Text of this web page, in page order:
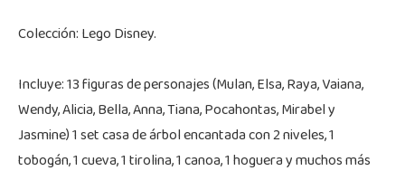
Colección: Lego Disney.
Incluye: 13 figuras de personajes (Mulan, Elsa, Raya, Vaiana,
Wendy, Alicia, Bella, Anna, Tiana, Pocahontas, Mirabel y
Jasmine) 1 set casa de árbol encantada con 2 niveles, 1
tobogán, 1 cueva, 1 tirolina, 1 canoa, 1 hoguera y muchos más